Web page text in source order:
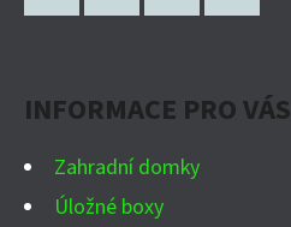
INFORMACE PRO VÁS
Zahradní domky
Úložné boxy